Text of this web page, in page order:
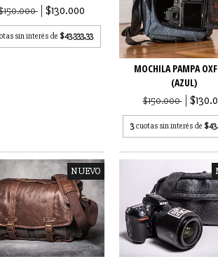
$130.000
sin interés de $43.333,33
MOCHILA PAMPA
(AZUL)
$150.000
3cuotas sin interés de
NUEVO